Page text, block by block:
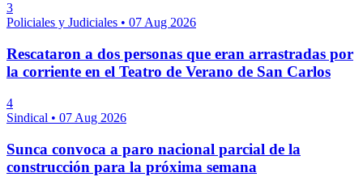
3
Policiales y Judiciales • 07 Aug 2026
Rescataron a dos personas que eran arrastradas por
la corriente en el Teatro de Verano de San Carlos
4
Sindical • 07 Aug 2026
Sunca convoca a paro nacional parcial de la
construcción para la próxima semana